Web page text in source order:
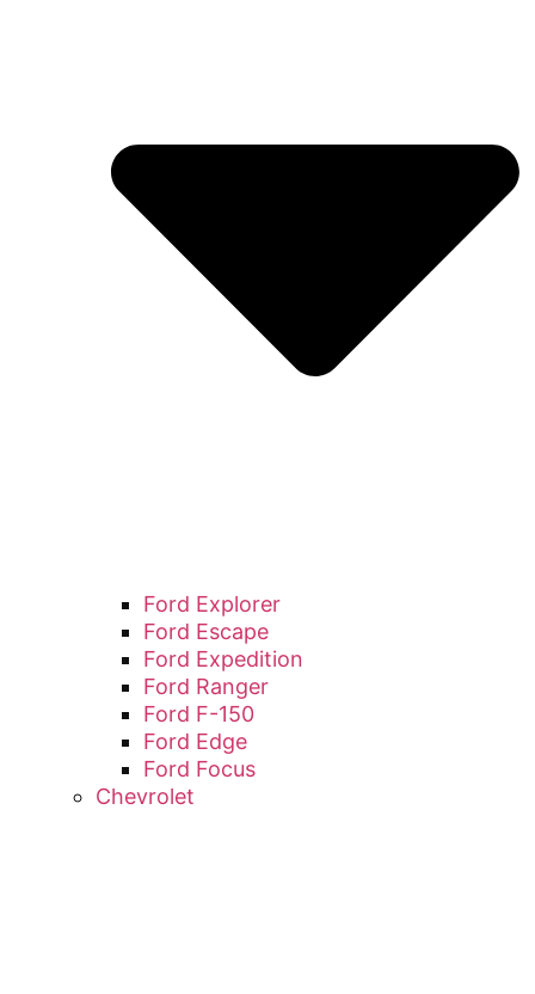
Ford Explorer
Ford Escape
Ford Expedition
Ford Ranger
Ford F-150
Ford Edge
Ford Focus
Chevrolet